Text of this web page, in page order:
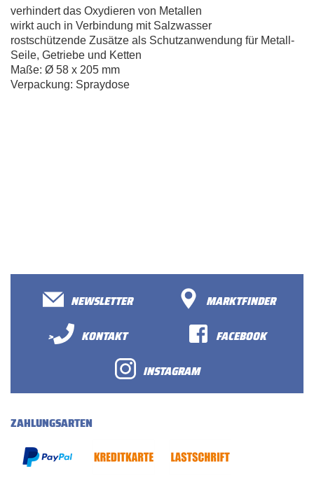
verhindert das Oxydieren von Metallen
wirkt auch in Verbindung mit Salzwasser
rostschützende Zusätze als Schutzanwendung für Metall-
Seile, Getriebe und Ketten
Maße: Ø 58 x 205 mm
Verpackung: Spraydose
NEWSLETTER
MARKTFINDER
>
KONTAKT
FACEBOOK
INSTAGRAM
ZAHLUNGSARTEN